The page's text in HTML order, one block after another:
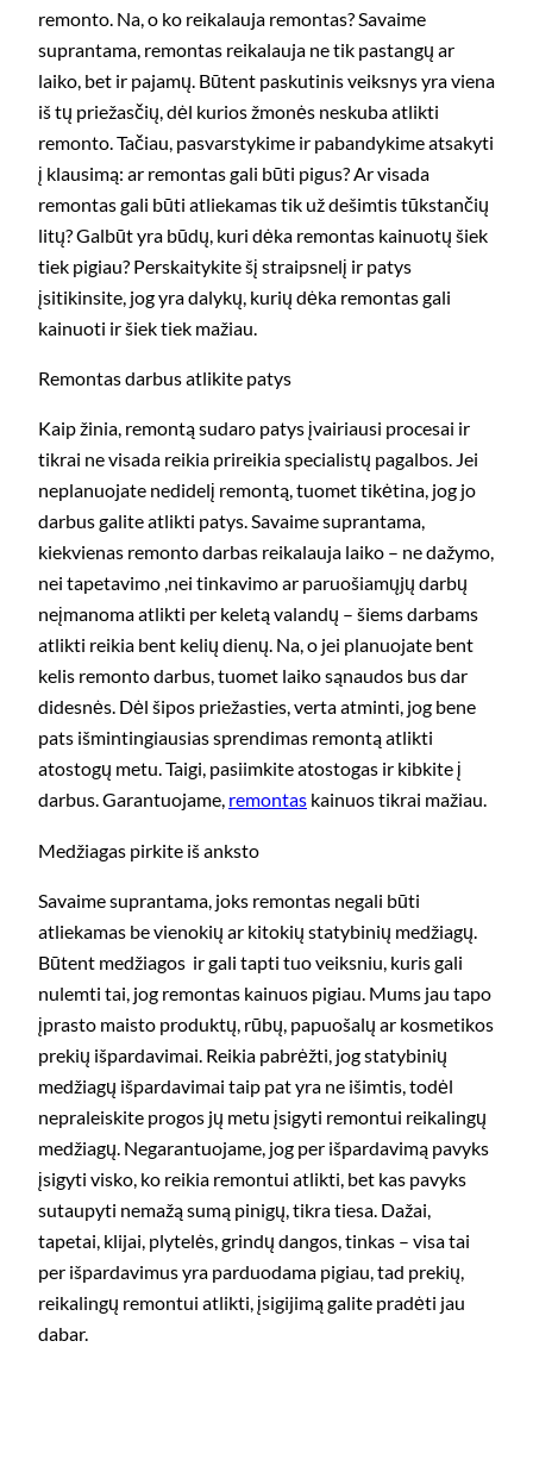
remonto. Na, o ko reikalauja remontas? Savaime
suprantama, remontas reikalauja ne tik pastangų ar
laiko, bet ir pajamų. Būtent paskutinis veiksnys yra viena
iš tų priežasčių, dėl kurios žmonės neskuba atlikti
remonto. Tačiau, pasvarstykime ir pabandykime atsakyti
į klausimą: ar remontas gali būti pigus? Ar visada
remontas gali būti atliekamas tik už dešimtis tūkstančių
litų? Galbūt yra būdų, kuri dėka remontas kainuotų šiek
tiek pigiau? Perskaitykite šį straipsnelį ir patys
įsitikinsite, jog yra dalykų, kurių dėka remontas gali
kainuoti ir šiek tiek mažiau.
Remontas darbus atlikite patys
Kaip žinia, remontą sudaro patys įvairiausi procesai ir
tikrai ne visada reikia prireikia specialistų pagalbos. Jei
neplanuojate nedidelį remontą, tuomet tikėtina, jog jo
darbus galite atlikti patys. Savaime suprantama,
kiekvienas remonto darbas reikalauja laiko – ne dažymo,
nei tapetavimo ,nei tinkavimo ar paruošiamųjų darbų
neįmanoma atlikti per keletą valandų – šiems darbams
atlikti reikia bent kelių dienų. Na, o jei planuojate bent
kelis remonto darbus, tuomet laiko sąnaudos bus dar
didesnės. Dėl šipos priežasties, verta atminti, jog bene
pats išmintingiausias sprendimas remontą atlikti
atostogų metu. Taigi, pasiimkite atostogas ir kibkite į
darbus. Garantuojame, remontas kainuos tikrai mažiau.
Medžiagas pirkite iš anksto
Savaime suprantama, joks remontas negali būti
atliekamas be vienokių ar kitokių statybinių medžiagų.
Būtent medžiagos ir gali tapti tuo veiksniu, kuris gali
nulemti tai, jog remontas kainuos pigiau. Mums jau tapo
įprasto maisto produktų, rūbų, papuošalų ar kosmetikos
prekių išpardavimai. Reikia pabrėžti, jog statybinių
medžiagų išpardavimai taip pat yra ne išimtis, todėl
nepraleiskite progos jų metu įsigyti remontui reikalingų
medžiagų. Negarantuojame, jog per išpardavimą pavyks
įsigyti visko, ko reikia remontui atlikti, bet kas pavyks
sutaupyti nemažą sumą pinigų, tikra tiesa. Dažai,
tapetai, klijai, plytelės, grindų dangos, tinkas – visa tai
per išpardavimus yra parduodama pigiau, tad prekių,
reikalingų remontui atlikti, įsigijimą galite pradėti jau
dabar.